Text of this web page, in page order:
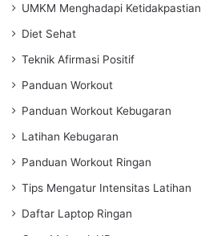
UMKM Menghadapi Ketidakpastian
Diet Sehat
Teknik Afirmasi Positif
Panduan Workout
Panduan Workout Kebugaran
Latihan Kebugaran
Panduan Workout Ringan
Tips Mengatur Intensitas Latihan
Daftar Laptop Ringan